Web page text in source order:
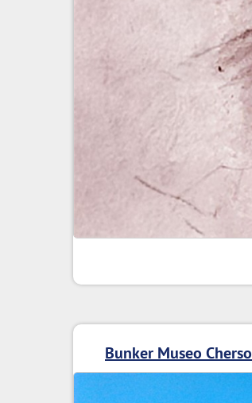
Bunker Museo Cherso